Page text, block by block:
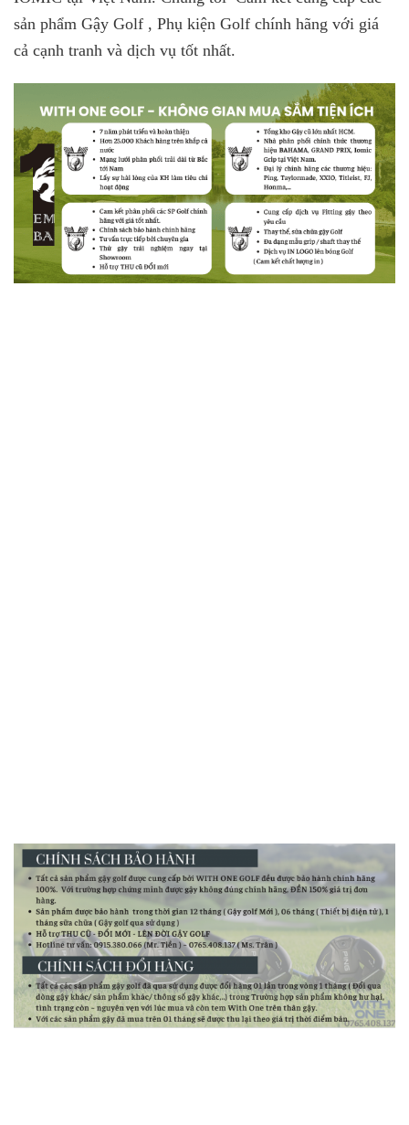
sản phẩm Gậy Golf , Phụ kiện Golf chính hãng với giá
cả cạnh tranh và dịch vụ tốt nhất.